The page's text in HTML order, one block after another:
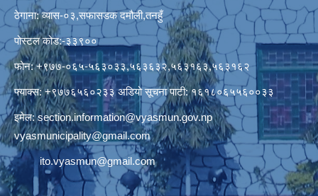
ठेगाना: व्यास-०३,सफासडक दमौली,तनहुँ
पोस्टल कोड:-३३९००
फोन: +९७७-०६५-५६३०३३,५६३६३२,५६३१६३,५६३१६२
फ्याक्स: +९७७६५६०२३३ अडियो सूचना पाटी: १६१८०६५५६००३३
इमेल:section.information@vyasmun.gov.np
vyasmunicipality@gmail.com
ito.vyasmun@gmail.com